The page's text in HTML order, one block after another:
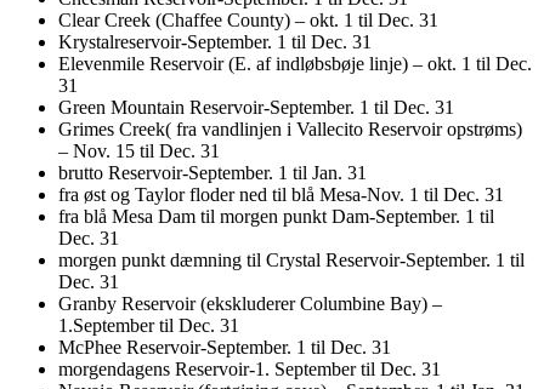
Clear Creek (Chaffee County) – okt. 1 til Dec. 31
Krystalreservoir-September. 1 til Dec. 31
Elevenmile Reservoir (E. af indløbsbøje linje) – okt. 1 til Dec.
31
Green Mountain Reservoir-September. 1 til Dec. 31
Grimes Creek( fra vandlinjen i Vallecito Reservoir opstrøms)
– Nov. 15 til Dec. 31
brutto Reservoir-September. 1 til Jan. 31
fra øst og Taylor floder ned til blå Mesa-Nov. 1 til Dec. 31
fra blå Mesa Dam til morgen punkt Dam-September. 1 til
Dec. 31
morgen punkt dæmning til Crystal Reservoir-September. 1 til
Dec. 31
Granby Reservoir (ekskluderer Columbine Bay) –
1.September til Dec. 31
McPhee Reservoir-September. 1 til Dec. 31
morgendagens Reservoir-1. September til Dec. 31